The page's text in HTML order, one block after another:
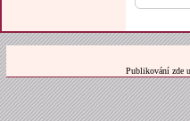
Publikování zde